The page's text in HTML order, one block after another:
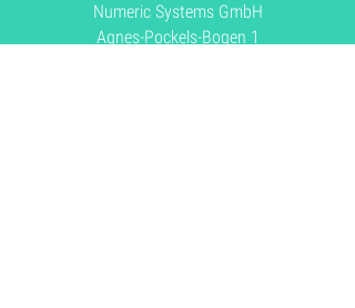
Numeric Systems GmbH
Agnes-Pockels-Bogen 1